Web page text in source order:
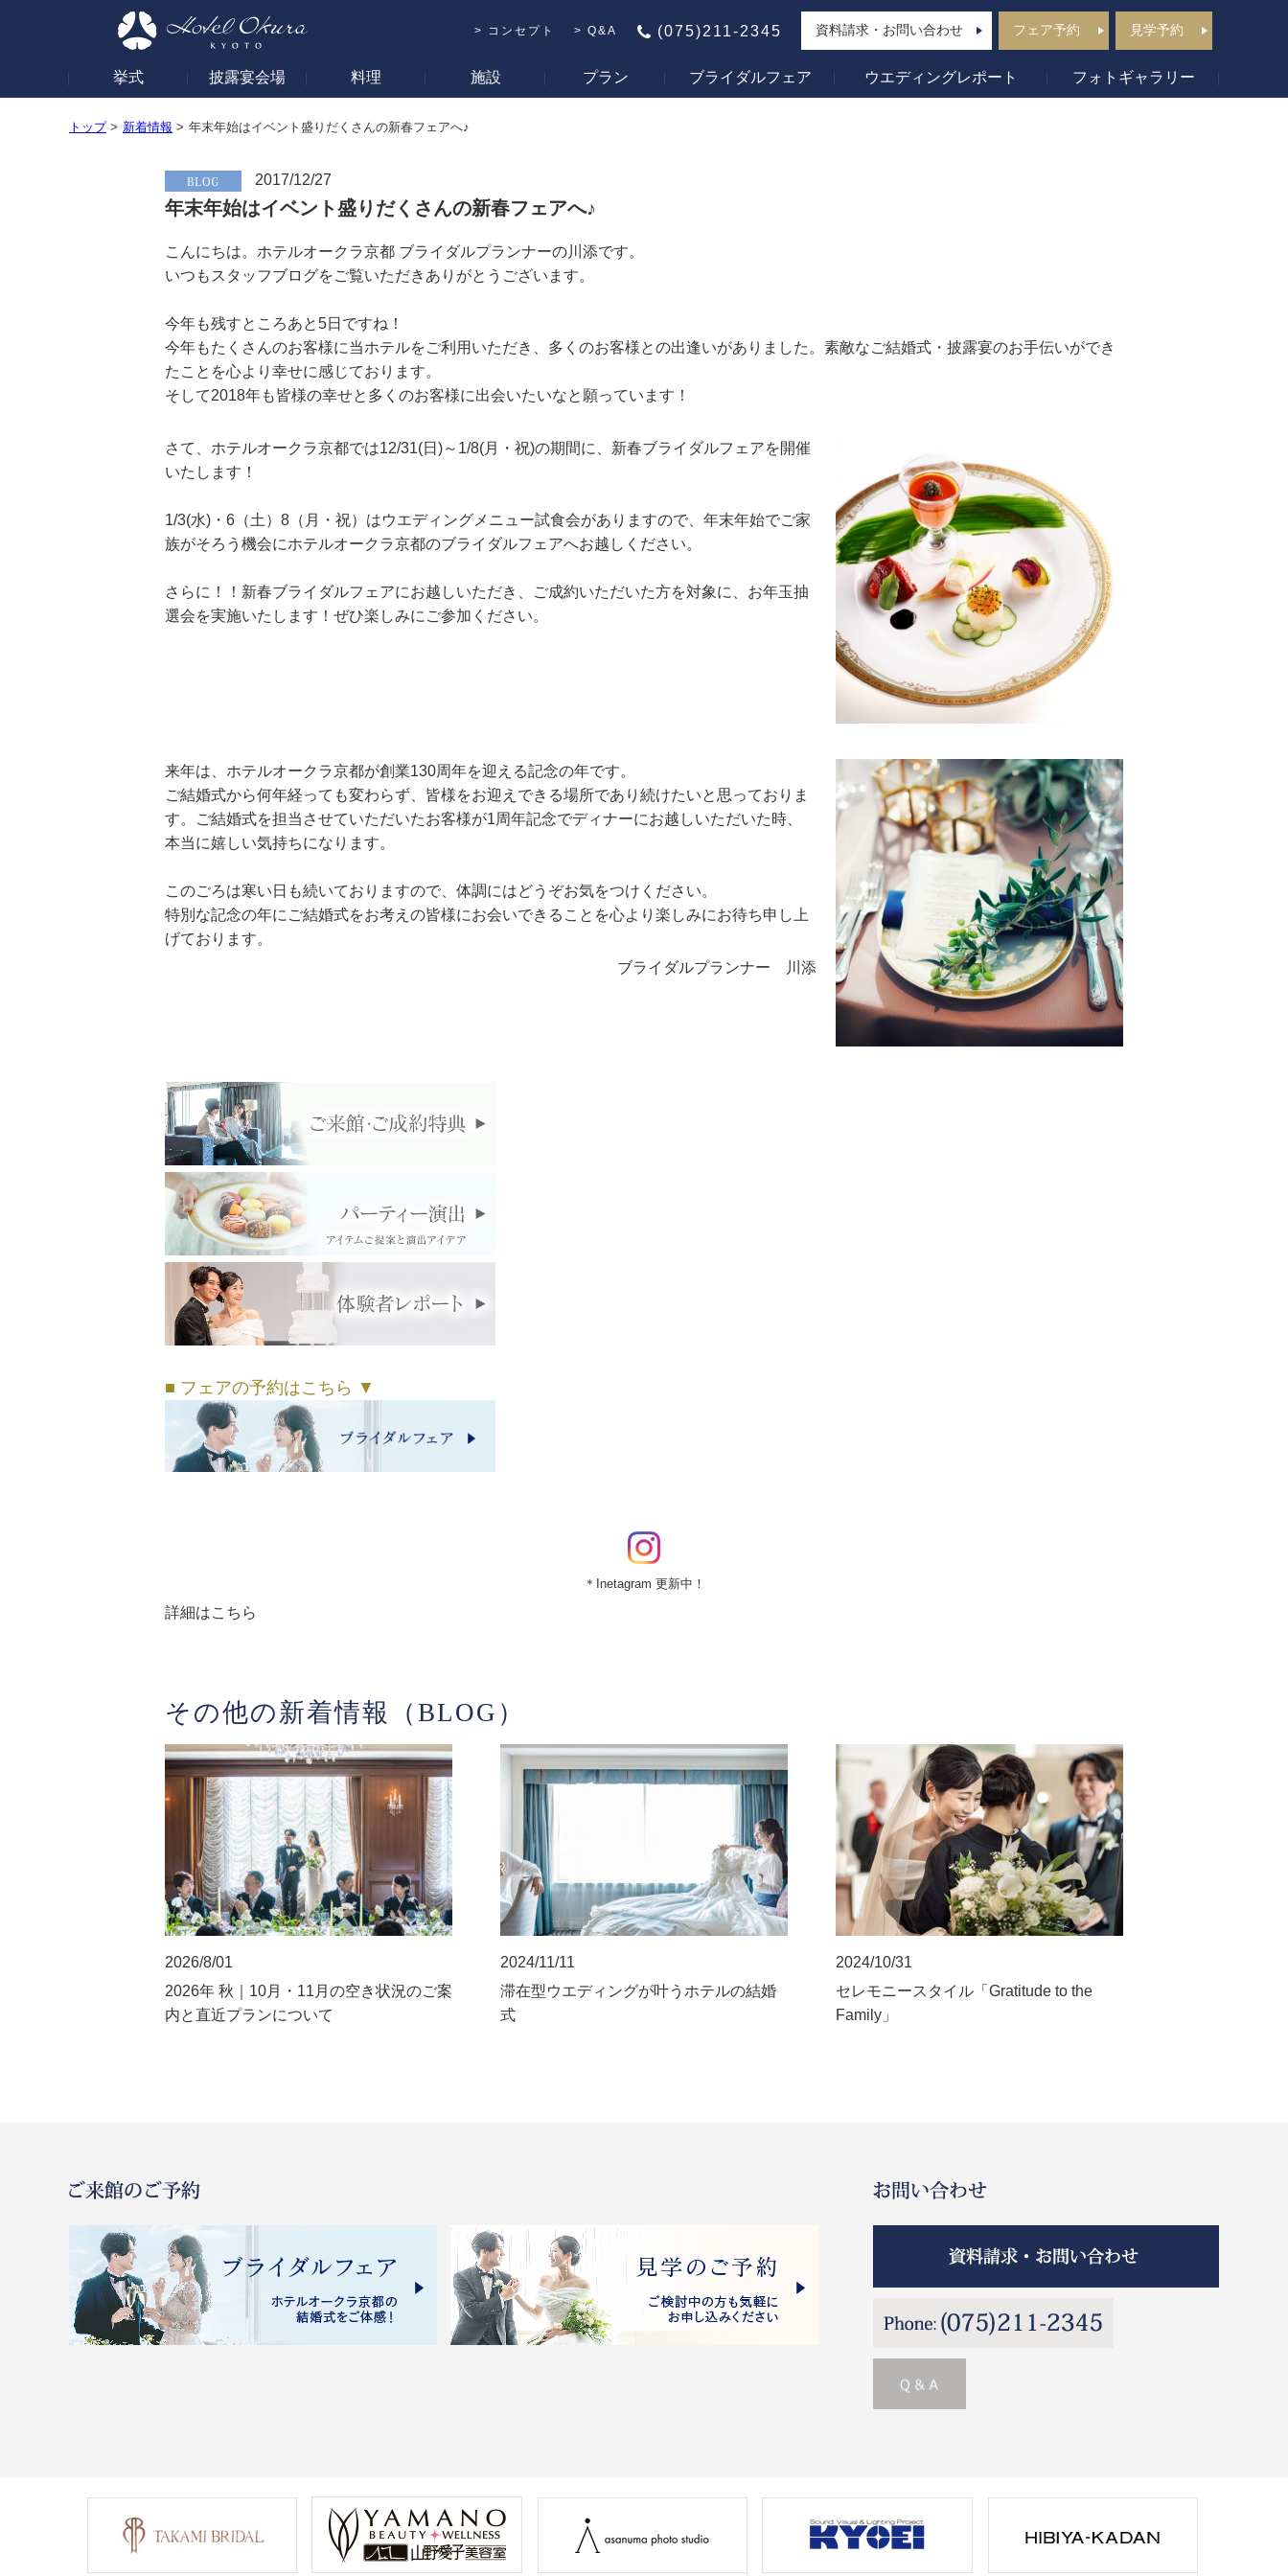
コンセプト Q&A (075)211-2345 資料請求・お問い合わせ フェア予約 見学予約
挙式 披露宴会場 料理 施設 プラン ブライダルフェア ウエディングレポート フォトギャラリー
トップ> 新着情報 > 年末年始はイベント盛りだくさんの新春フェアへ♪
2017/12/27
年末年始はイベント盛りだくさんの新春フェアへ♪
こんにちは。ホテルオークラ京都 ブライダルプランナーの川添です。
いつもスタッフブログをご覧いただきありがとうございます。
今年も残すところあと5日ですね！
今年もたくさんのお客様に当ホテルをご利用いただき、多くのお客様との出逢いがありました。素敵なご結婚式・披露宴のお手伝いができ
たことを心より幸せに感じております。
そして2018年も皆様の幸せと多くのお客様に出会いたいなと願っています！
さて、ホテルオークラ京都では12/31(日)～1/8(月・祝)の期間に、新春ブライダルフェアを開催
いたします！
1/3(水)・6（土）8（月・祝）はウエディングメニュー試食会がありますので、年末年始でご家
族がそろう機会にホテルオークラ京都のブライダルフェアへお越しください。
さらに！！新春ブライダルフェアにお越しいただき、ご成約いただいた方を対象に、お年玉抽
選会を実施いたします！ぜひ楽しみにご参加ください。
来年は、ホテルオークラ京都が創業130周年を迎える記念の年です。
ご結婚式から何年経っても変わらず、皆様をお迎えできる場所であり続けたいと思っておりま
す。ご結婚式を担当させていただいたお客様が1周年記念でディナーにお越しいただいた時、
本当に嬉しい気持ちになります。
このごろは寒い日も続いておりますので、体調にはどうぞお気をつけください。
特別な記念の年にご結婚式をお考えの皆様にお会いできることを心より楽しみにお待ち申し上
げております。
ブライダルプランナー 川添
■ フェアの予約はこちら ▼
＊Inetagram 更新中！
詳細はこちら
その他の新着情報（BLOG）
2026/8/01
2026年 秋｜10月・11月の空き状況のご案
内と直近プランについて
2024/11/11
滞在型ウエディングが叶うホテルの結婚
式
2024/10/31
セレモニースタイル「Gratitude to the
Family」